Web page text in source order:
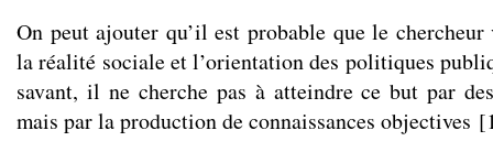
On peut ajouter qu’il est probable que le
la réalité sociale et l’orientation des politiques
savant, il ne cherche pas à atteindre ce but par
mais par la production de connaissances objectives [